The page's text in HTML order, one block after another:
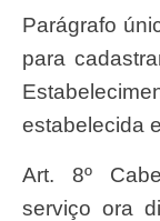
Parágrafo único. A classificação desse serviço,
para
estabelecida
Art. 8º Cabe ao gestor responsável pelo
serviço ora